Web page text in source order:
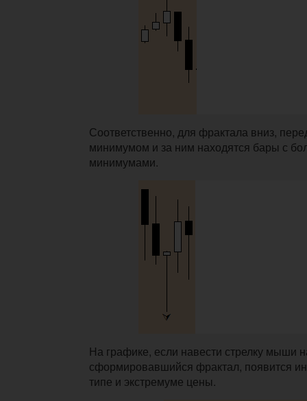
Соответственно, для фрактала вниз,
минимумом и за ним находятся бары с
минимумами.
На графике, если навести стрелку мыши
сформировавшийся фрактал, появится
типе и экстремуме цены.